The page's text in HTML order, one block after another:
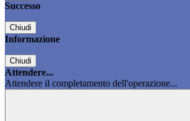
Successo
Chiudi
Informazione
Chiudi
Attendere...
Attendere il completamento dell'operazione...